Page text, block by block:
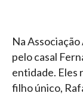
Na
pelo casal
entidade. Eles
filho único,